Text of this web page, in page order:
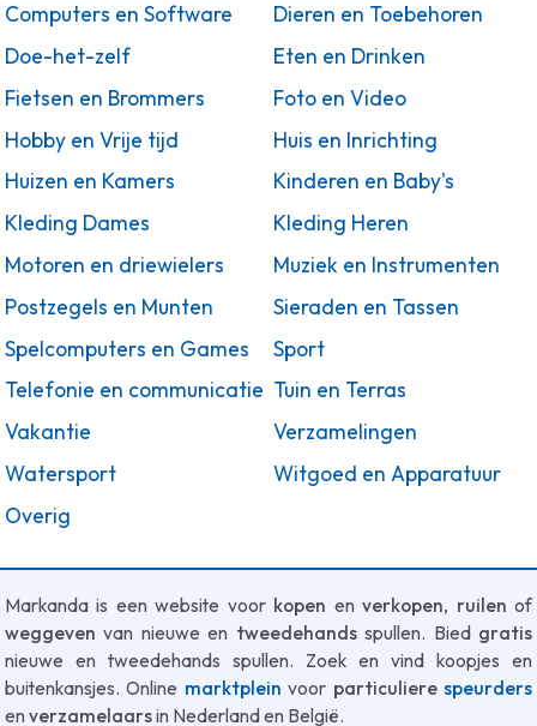
Computers en Software
Dieren en Toebehoren
Doe-het-zelf
Eten en Drinken
Fietsen en Brommers
Foto en Video
Hobby en Vrije tijd
Huis en Inrichting
Huizen en Kamers
Kinderen en Baby's
Kleding Dames
Kleding Heren
Motoren en driewielers
Muziek en Instrumenten
Postzegels en Munten
Sieraden en Tassen
Spelcomputers en Games
Sport
Telefonie en communicatie Tuin en Terras
Vakantie
Verzamelingen
Watersport
Witgoed en Apparatuur
Overig
Markanda is een website voor kopen enverkopen, ruilen of
weggeven van nieuwe en tweedehandsspullen. Bied gratis
nieuwe en tweedehands spullen. Zoek en vind koopjes en
buitenkansjes. Online marktplein voor particulierespeurders
en verzamelaarsin Nederland en België.